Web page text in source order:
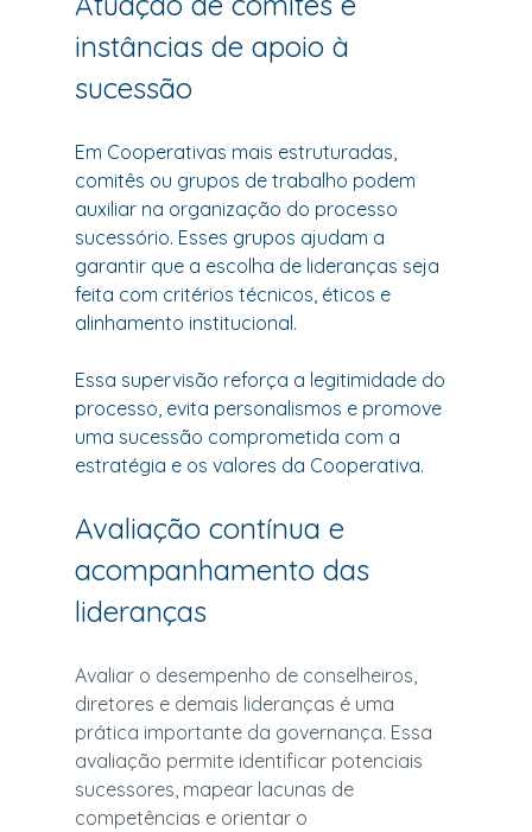
instâncias de apoio à
sucessão
Em Cooperativas mais estruturadas,
comitês ou grupos de trabalho podem
auxiliar na organização do processo
sucessório. Esses grupos ajudam a
garantir que a escolha de lideranças seja
feita com critérios técnicos, éticos e
alinhamento institucional.
Essa supervisão reforça a legitimidade do
processo, evita personalismos e promove
uma sucessão comprometida com a
estratégia e os valores da Cooperativa.
Avaliação contínua e
acompanhamento das
lideranças
Avaliar o desempenho de conselheiros,
diretores e demais lideranças é uma
prática importante da governança. Essa
avaliação permite identificar potenciais
sucessores, mapear lacunas de
competências e orientar o